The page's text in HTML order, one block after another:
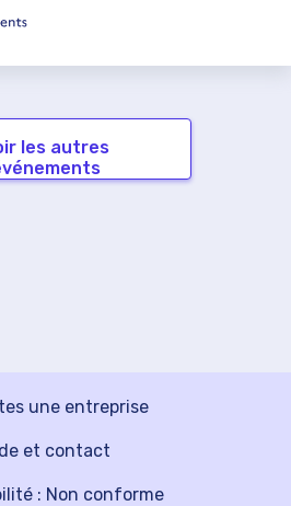
les autres
une entreprise
et contact
: Non conforme